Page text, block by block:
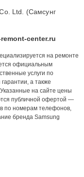
Ltd. (Самсунг
center.ru
на ремонте
официальным
услуги по
а также
на сайте цены
публичной офертой —
по номерам телефонов,
бренда Samsung